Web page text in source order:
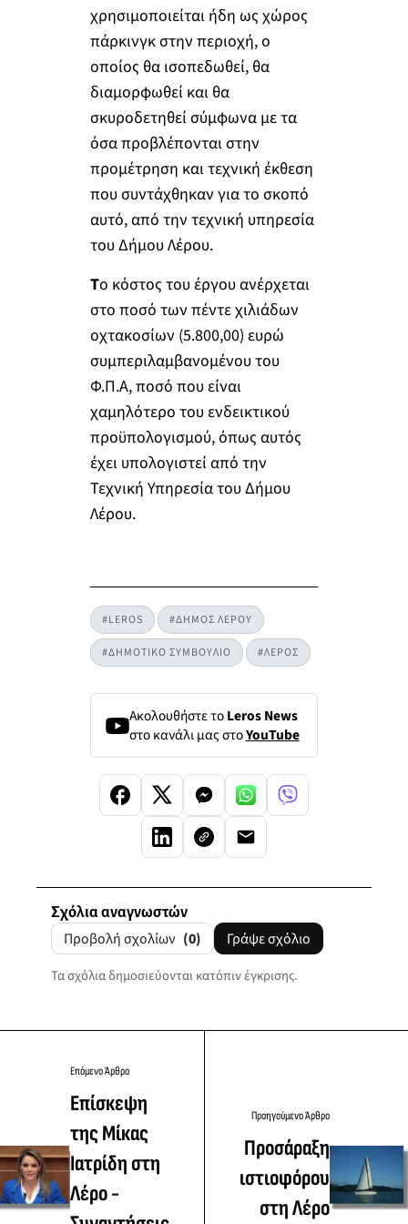
χρησιμοποιείται ήδη ως χώρος
πάρκινγκ στην περιοχή, ο
οποίος θα ισοπεδωθεί, θα
διαμορφωθεί και θα
σκυροδετηθεί σύμφωνα με τα
όσα προβλέπονται στην
προμέτρηση και τεχνική έκθεση
που συντάχθηκαν για το σκοπό
αυτό, από την τεχνική υπηρεσία
του Δήμου Λέρου.
Το κόστος του έργου ανέρχεται
στο ποσό των πέντε χιλιάδων
οχτακοσίων (5.800,00) ευρώ
συμπεριλαμβανομένου του
Φ.Π.Α, ποσό που είναι
χαμηλότερο του ενδεικτικού
προϋπολογισμού, όπως αυτός
έχει υπολογιστεί από την
Τεχνική Υπηρεσία του Δήμου
Λέρου.
#LEROS #ΔΗΜΟΣ ΛΕΡΟΥ
#ΔΗΜΟΤΙΚΟ ΣΥΜΒΟΥΛΙΟ #ΛΕΡΟΣ
Ακολουθήστε τοLeros News
στο κανάλι μας στοYouTube
Σχόλια αναγνωστών
Προβολή σχολίων (0) Γράψε σχόλιο
Τα σχόλια δημοσιεύονται κατόπιν έγκρισης.
Επόμενο Άρθρο
Επίσκεψη
της Μίκας
Ιατρίδη στη
Λέρο -
Προηγούμενο Άρθρο
Προσάραξη
ιστιοφόρου
στη Λέρο